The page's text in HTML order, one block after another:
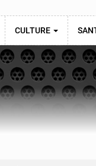
CULTURE